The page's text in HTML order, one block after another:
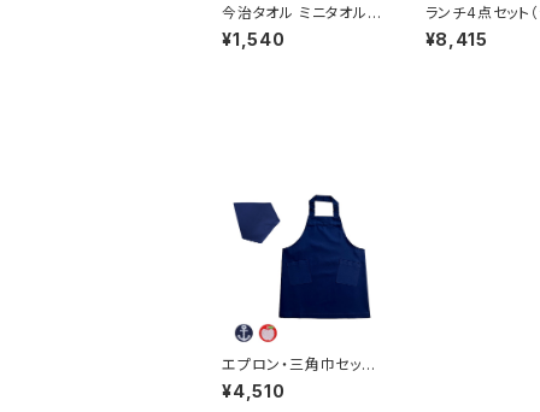
今治タオル ミニタオル
ハンカチ（2色セット）
¥1,540
ランチ4点セット
ボックス）
¥8,415
エプロン・三角巾セット
（シワになりにくいお手
入れらくらく素材） L, LL
¥4,510